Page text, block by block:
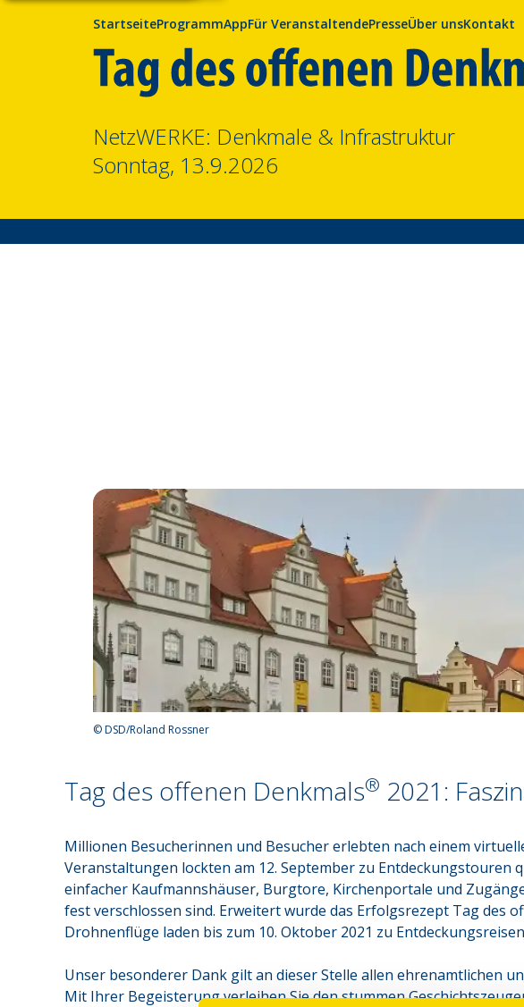
StartseiteProgrammAppFür VeranstaltendePresseÜber unsKontakt
NetzWERKE: Denkmale & Infrastruktur
Sonntag, 13.9.2026
©DSD/Roland Rossner
Tag des offenen Denkmals® 2021:
Millionen Besucherinnen und Besucher erlebten nach einem
Veranstaltungen lockten am 12. September zu
einfacher Kaufmannshäuser, Burgtore, Kirchenportale und
fest verschlossen sind. Erweitert wurde das Erfolgsrezept Tag des
Drohnenflüge laden bis zum 10. Oktober 2021 zu
Unser besonderer Dank gilt an dieser Stelle allen ehrenamtlichen
Mit Ihrer Begeisterung verleihen Sie den stummen